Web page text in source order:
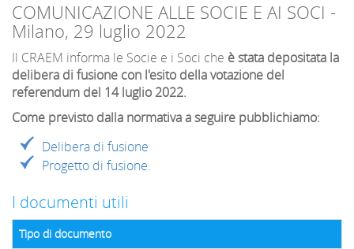
COMUNICAZIONE ALLE SOCIE E AI SOCI -
Milano, 29 luglio 2022
Il CRAEM informa le Socie e i Soci che è stata depositata la
delibera di fusione con l'esito della votazione del
referendum del 14 luglio 2022.
Come previsto dalla normativa a seguire pubblichiamo:
Delibera di fusione
Progetto di fusione.
I documenti utili
Tipo di documento